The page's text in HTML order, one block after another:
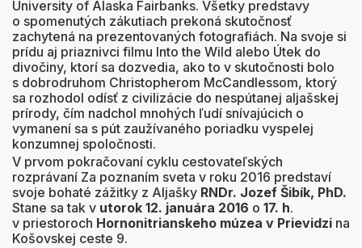
University of Alaska Fairbanks. Všetky predstavy
o spomenutých zákutiach prekoná skutočnosť
zachytená na prezentovaných fotografiách. Na svoje si
prídu aj priaznivci filmu Into the Wild alebo Útek do
divočiny, ktorí sa dozvedia, ako to v skutočnosti bolo
s dobrodruhom Christopherom McCandlessom, ktorý
sa rozhodol odísť z civilizácie do nespútanej aljašskej
prírody, čím nadchol mnohých ľudí snívajúcich o
vymanení sa s pút zaužívaného poriadku vyspelej
konzumnej spoločnosti.
V prvom pokračovaní cyklu cestovateľských
rozprávaní Za poznaním sveta v roku 2016 predstaví
svoje bohaté zážitky z Aljašky RNDr. Jozef Šibík, PhD.
Stane sa tak v utorok 12. januára 2016 o 17. h.
v priestoroch Hornonitrianskeho múzea v Prievidzi na
Košovskej ceste 9.